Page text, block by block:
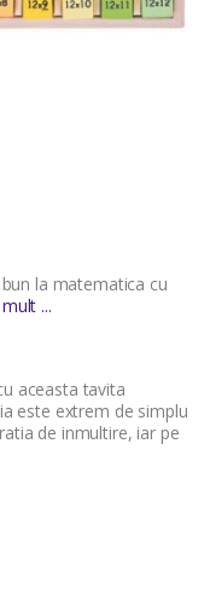
la matematica cu
...
aceasta tavita
este extrem de simplu
de inmultire, iar pe